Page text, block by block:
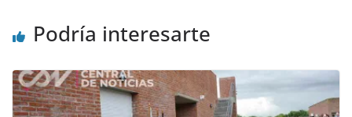
Podría interesarte